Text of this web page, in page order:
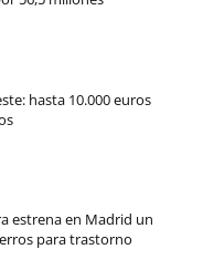
hasta 10.000 euros
estrena en Madrid un
para trastorno